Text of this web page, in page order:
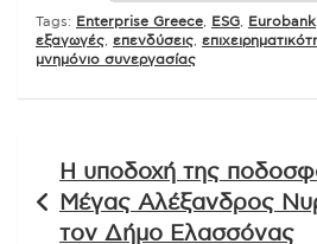
Tags: Enterprise Greece ESG Eurobank
εξαγωγές επενδύσεις
μνημόνιο συνεργασίας
άρθρων
Η υποδοχή της
Μέγας Αλέξανδρος
τον Δήμο Ελασσόνας